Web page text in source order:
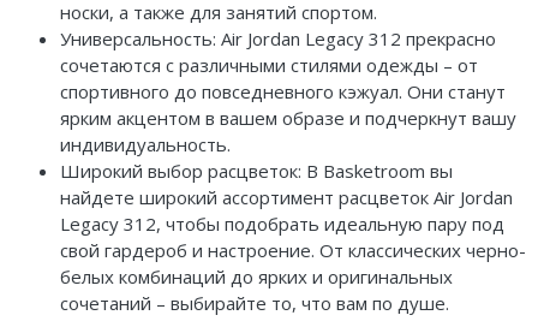
носки, а также для занятий спортом.
Универсальность: Air Jordan Legacy 312 прекрасно
сочетаются с различными стилями одежды – от
спортивного до повседневного кэжуал. Они станут
ярким акцентом в вашем образе и подчеркнут вашу
индивидуальность.
Широкий выбор расцветок: В Basketroom вы
найдете широкий ассортимент расцветок Air Jordan
Legacy 312, чтобы подобрать идеальную пару под
свой гардероб и настроение. От классических черно-
белых комбинаций до ярких и оригинальных
сочетаний – выбирайте то, что вам по душе.